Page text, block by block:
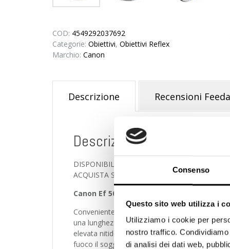
Consenso
Questo sito web utilizza i
Utilizziamo i cookie per
nostro traffico.
di analisi dei dati web,
COD: 4549292037692
Categorie: Obiettivi, Obiettivi Reflex
Marchio: Canon
Descrizione Recensioni
Descrizione
DISPONIBILITA’ IMMEDIATA. Spedizione
ACQUISTA SICURO. PAGA CON PAYPAL.
Canon Ef 50mm f/1.8 STM
Conveniente obiettivo di alta qualità, perfetto
una lunghezza focale fissa, l’obiettivo EF
elevata nitidezza, maggiore contrasto e
fuoco il soggetto con splendide sfocature